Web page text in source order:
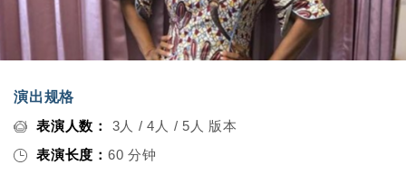
演出规格
表演人数：
3人 / 4人 / 5人 版本
表演长度： 60 分钟